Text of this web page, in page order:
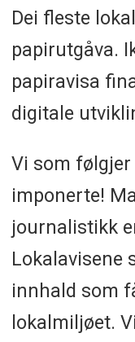
Dei fleste
papirutgåva.
papiravisa
digitale
Vi som
imponerte!
journalistikk
Lokalavisene
innhald som
lokalmiljøet.